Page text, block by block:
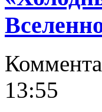
13:55